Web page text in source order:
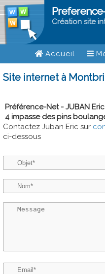
Création site
Accueil
Site internet à
Préférence-Net - JUBAN
4 impasse des pins
Contactez Juban Eric sur
ci-dessous